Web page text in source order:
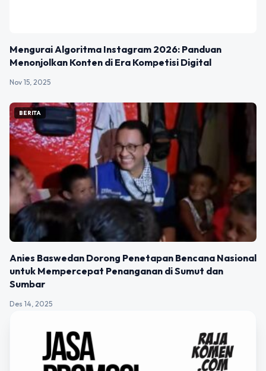
Mengurai Algoritma Instagram 2026: Panduan
Menonjolkan Konten di Era Kompetisi Digital
Nov 15, 2025
BERITA
Anies Baswedan Dorong Penetapan Bencana Nasional
untuk Mempercepat Penanganan di Sumut dan
Sumbar
Des 14, 2025